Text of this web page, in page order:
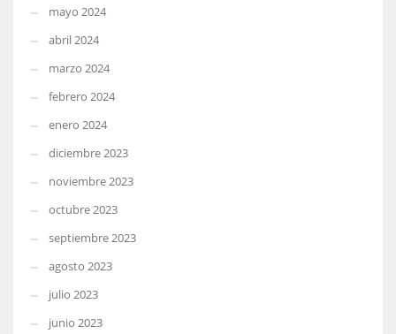
mayo 2024
abril 2024
marzo 2024
febrero 2024
enero 2024
diciembre 2023
noviembre 2023
octubre 2023
septiembre 2023
agosto 2023
julio 2023
junio 2023